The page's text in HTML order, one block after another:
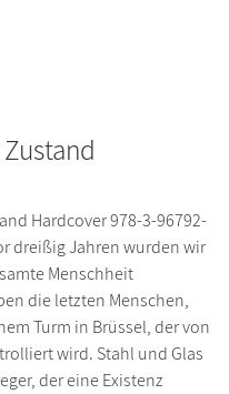
Hardcover 978-3-96792-
dreißig Jahren wurden wir
Menschheit
die letzten Menschen,
Turm in Brüssel, der von
wird. Stahl und Glas
der eine Existenz